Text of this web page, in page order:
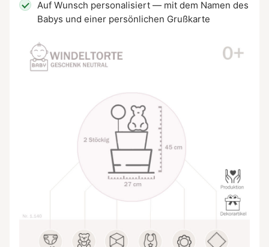
Auf Wunsch personalisiert — mit dem Namen des
Babys und einer persönlichen Grußkarte